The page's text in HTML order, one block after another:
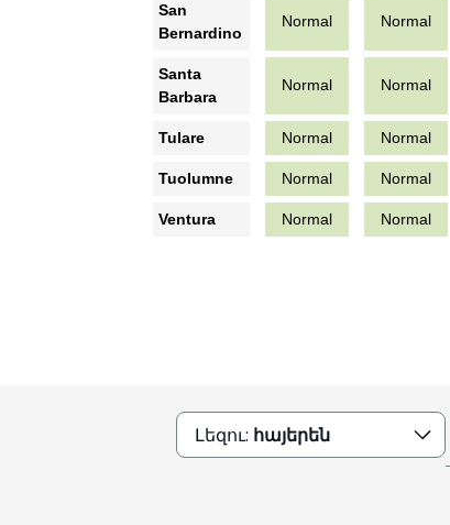
San
Bernardino
Normal Normal
Santa
Barbara
Normal Normal
Tulare Normal Normal
Tuolumne Normal Normal
Ventura Normal Normal
Լեզու: հայերեն